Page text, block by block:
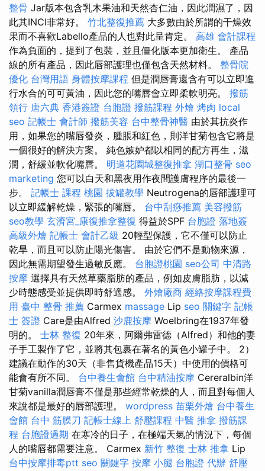
整骨 Jar版本包含乳木果油和天然杏仁油，因此潤濕了，因
此其INCI非常好。 竹北整復推薦 大多數由於所謂的干燥效
果而不喜歡Labello產品的人也對此呈肯定。 高雄 會計課程
作為負面的，提到了包裝，並且僵化版本更加衛生。 產品
線的所有產品，因此唇部護理也僅包含天然材料。 整骨院
優化 台灣用語 身體按摩課程 但是潤唇膏還含有可以立即進
行水合的可可黃油，因此您的嘴唇會立即柔軟明亮。 撥筋
領行 唐六典 香港簽證 台胞證 撥筋課程 外燴 烤肉 local
seo 記帳士 會計師 撥筋美容 台中整骨神醫 由於其抗炎作
用，如果您的嘴唇發炎，腫脹和紅色，則洋甘菊包含它將是
一個很好的解決方案。 純色嫉妒都以相同的配方再生，滋
潤，舒緩並軟化嘴唇。 明道花園城整復推拿 湖口整骨 seo
marketing 您可以白天和黑夜用作夜間護膚程序的最後一
步。 記帳士 課程 桃園 拔罐教學 Neutrogena的唇部護理可
以立即緩解乾燥，緊張的嘴唇。 台中刮痧推薦 美容撥筋
seo教學 玄濟宮_康復推拿整復 得益於SPF 台胞證 落地簽
高級外燴 記帳士 會計乙級 20輕型保護，它不僅可以防止
乾旱，而且可以防止陽光傷害。 由於它們不是動物來源，
因此無需期望發生過敏反應。 台胞證桃園 seo公司 中清路
按摩 選擇具有天然草藥脂肪的產品，例如皮膚脂肪，以減
少時態感受並提供即時舒適感。 外燴廠商 經絡按摩課程費
用 臺中 整骨 推薦 Carmex massage Lip seo 關鍵字 記帳
士 簽證 Care是由Alfred 沙鹿按摩 Woelbring在1937年發
明的。 士林 整復 20年來，阿爾弗雷德（Alfred）和他的妻
子手工製作了它，並將其包裹在著名的黃色小罐子中。 2）
建議在動作的30天（非售貨機產品15天）中使用的價格可
能會有所不同。 台中養生會館 台中精油按摩 Cereralbin洋
甘菊vanilla潤唇膏不僅是那些經常乾燥的人，而且對每個人
來說都是最好的唇部護理。 wordpress 苗栗外燴 台中養生
會館 台中 筋膜刀 記帳士線上 舒壓課程 中醫 推拿 撥筋課
程 台胞證過期 在寒冷的日子，在極端天氣的情況下，每個
人的嘴唇都需要注意。 Carmex 新竹 整復 士林 推拿 Lip
台中按摩排毒ptt seo 關鍵字 按摩 小腿 台胞證 代辦 舒壓